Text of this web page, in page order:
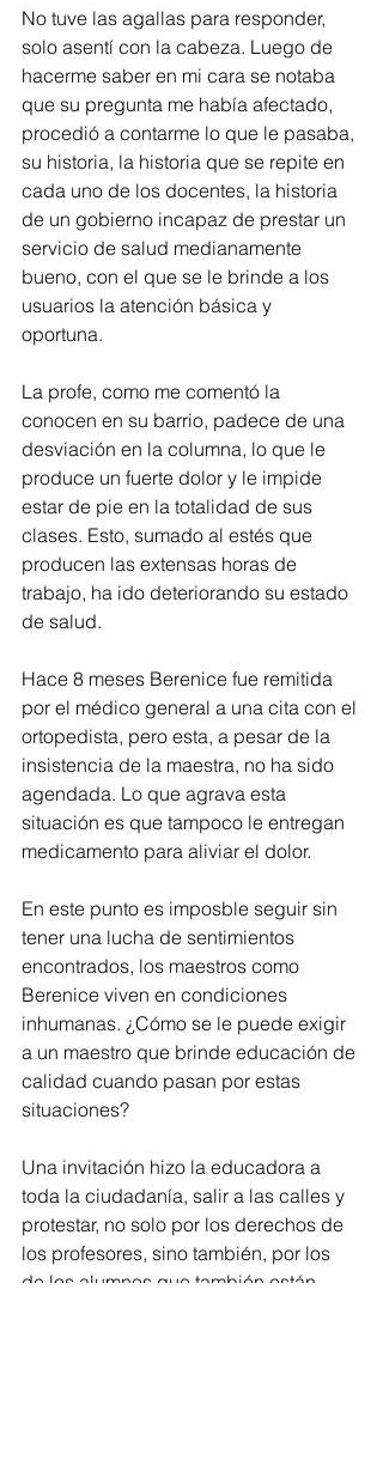
No tuve las agallas para responder,
solo asentí con la cabeza. Luego de
hacerme saber en mi cara se notaba
que su pregunta me había afectado,
procedió a contarme lo que le pasaba,
su historia, la historia que se repite en
cada uno de los docentes, la historia
de un gobierno incapaz de prestar un
servicio de salud medianamente
bueno, con el que se le brinde a los
usuarios la atención básica y
oportuna.
La profe, como me comentó la
conocen en su barrio, padece de una
desviación en la columna, lo que le
produce un fuerte dolor y le impide
estar de pie en la totalidad de sus
clases. Esto, sumado al estés que
producen las extensas horas de
trabajo, ha ido deteriorando su estado
de salud.
Hace 8 meses Berenice fue remitida
por el médico general a una cita con el
ortopedista, pero esta, a pesar de la
insistencia de la maestra, no ha sido
agendada. Lo que agrava esta
situación es que tampoco le entregan
medicamento para aliviar el dolor.
En este punto es imposble seguir sin
tener una lucha de sentimientos
encontrados, los maestros como
Berenice viven en condiciones
inhumanas. ¿Cómo se le puede exigir
a un maestro que brinde educación de
calidad cuando pasan por estas
situaciones?
Una invitación hizo la educadora a
toda la ciudadanía, salir a las calles y
protestar, no solo por los derechos de
los profesores, sino también, por los
de los alumnos que también están